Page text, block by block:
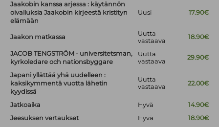
Jaakobin kanssa arjessa : käytännön
oivalluksia Jaakobin kirjeestä kristityn
elämään
Uusi 17.90€
Jaakon matkassa
Uutta
vastaava
18.90€
JACOB TENGSTRÖM - universitetsman,
kyrkoledare och nationsbyggare
Uutta
vastaava
29.90€
Japani yllättää yhä uudelleen :
kaksikymmentä vuotta lähetin
kyydissä
Uutta
vastaava
22.00€
Jatkoaika Hyvä
14.90€
Jeesuksen vertaukset
Hyvä
18.90€